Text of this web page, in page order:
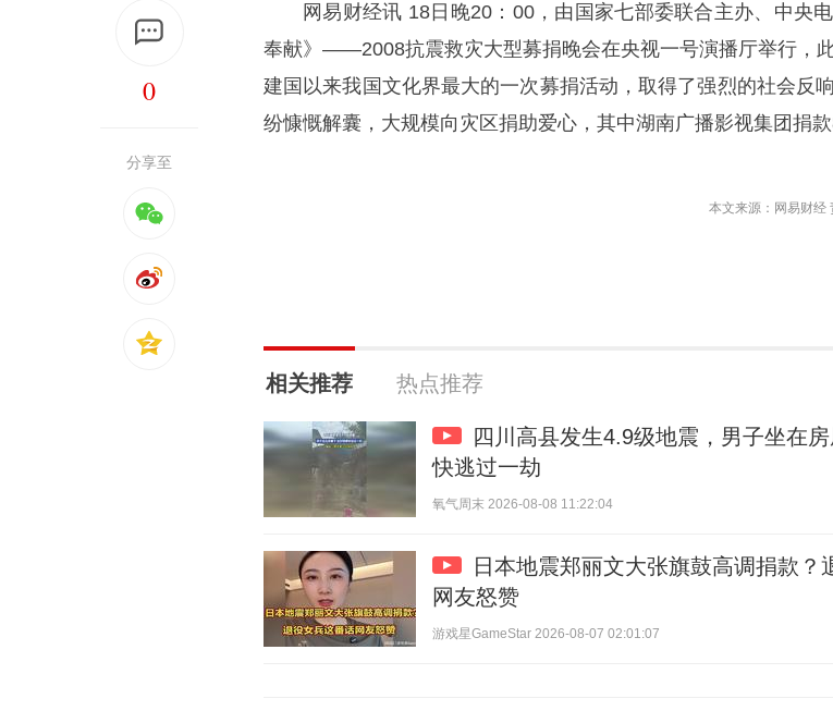
0
分享至
网易财经讯 18日晚20：00，由国家七部委联合主办、中央
奉献》——2008抗震救灾大型募捐晚会在央视一号演播厅举行，
建国以来我国文化界最大的一次募捐活动，取得了强烈的社会反
纷慷慨解囊，大规模向灾区捐助爱心，其中湖南广播影视集团捐款
本文来源：网易财经
相关推荐 热点推荐
四川高县发生4.9级地震，男子坐在
快逃过一劫
氧气周末 2026-08-08 11:22:04
日本地震郑丽文大张旗鼓高调捐款？
网友怒赞
游戏星GameStar 2026-08-07 02:01:07